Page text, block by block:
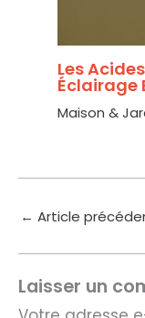
Les
Éclairage
Maison &
← Article
Laisser un